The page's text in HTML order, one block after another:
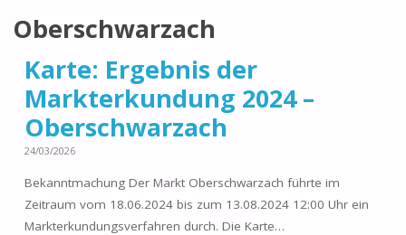
Oberschwarzach
Karte: Ergebnis der
Markterkundung 2024 –
Oberschwarzach
24/03/2026
Bekanntmachung Der Markt Oberschwarzach führte im
Zeitraum vom 18.06.2024 bis zum 13.08.2024 12:00 Uhr ein
Markterkundungsverfahren durch. Die Karte…